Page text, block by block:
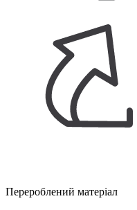
Перероблений матеріал